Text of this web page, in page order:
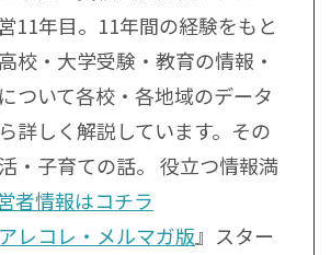
11年目。11年間の経験をもと
校・大学受験・教育の情報・
ついて各校・各地域のデータ
詳しく解説しています。その
・子育ての話。 役立つ情報満
者情報はコチラ
レコレ・メルマガ版』スター